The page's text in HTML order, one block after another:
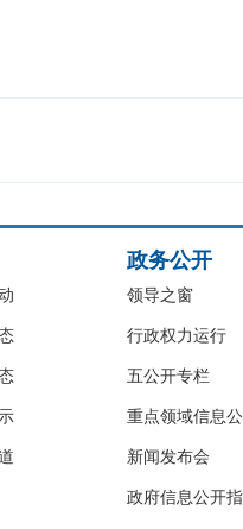
政务公开
领导之窗
行政权力运行
五公开专栏
重点领域信息
新闻发布会
政府信息公开